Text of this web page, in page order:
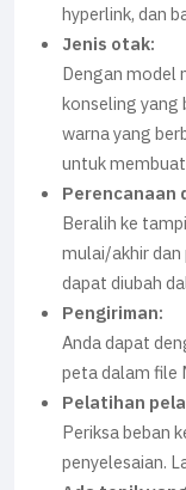
hyperlink, dan
Jenis otak:
Dengan model
konseling yang
warna yang
untuk
Perencanaan
Beralih ke
mulai/akhir dan
dapat diubah
Pengiriman:
Anda dapat
peta dalam file
Pelatihan
Periksa beban
penyelesaian.